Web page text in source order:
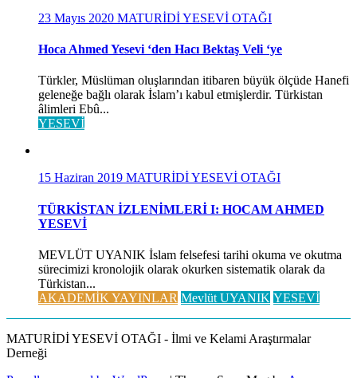
23 Mayıs 2020 MATURİDİ YESEVİ OTAĞI
Hoca Ahmed Yesevi ‘den Hacı Bektaş Veli ‘ye
Türkler, Müslüman oluşlarından itibaren büyük ölçüde Hanefi
geleneğe bağlı olarak İslam’ı kabul etmişlerdir. Türkistan
âlimleri Ebû...
YESEVİ
15 Haziran 2019 MATURİDİ YESEVİ OTAĞI
TÜRKİSTAN İZLENİMLERİ I: HOCAM AHMED
YESEVİ
MEVLÜT UYANIK İslam felsefesi tarihi okuma ve okutma
sürecimizi kronolojik olarak okurken sistematik olarak da
Türkistan...
AKADEMİK YAYINLAR Mevlüt UYANIK YESEVİ
MATURİDİ YESEVİ OTAĞI - İlmi ve Kelami Araştırmalar
Derneği